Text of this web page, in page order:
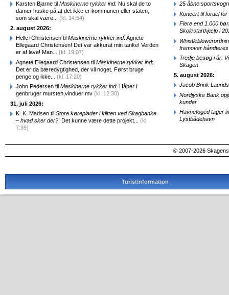
Karsten Bjarne til Maskinerne rykker ind: Nu skal de to
damer huske på at det ikke er kommunen eller staten,
som skal være... (kl. 14:54)
2. august 2026:
Helle+Christensen til Maskinerne rykker ind: Agnete
Ellegaard Christensen! Det var akkurat min tanke! Verden
er af lave! Man... (kl. 19:07)
Agnete Ellegaard Christensen til Maskinerne rykker ind:
Det er da bæredygtighed, der vil noget. Først bruge
penge og ikke... (kl. 17:20)
John Pedersen til Maskinerne rykker ind: Håber i
genbruger mursten,vinduer mv (kl. 12:30)
31. juli 2026:
K. K. Madsen til Store køreplader i klitten ved Skagbanke
– hvad sker der?: Det kunne være dette projekt... (kl.
7:39)
25 åbne
Koncert til fordel
Flere end 1.000
Skolestarthjælp i
fremover
Tredje besøg i år:
Skagen
5. august 2026:
Jacob Brink
Nordjyske Bank
kunder
Havnefoged tager
Lystbådehavn
© 2007-2026
Turistinformation